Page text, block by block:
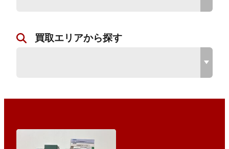
買取エリアから探す